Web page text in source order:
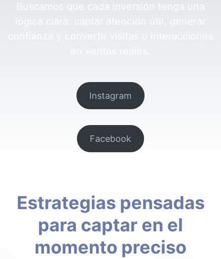
Buscamos que cada inversión tenga una
lógica clara: captar atención útil, generar
Instagram
Facebook
Estrategias pensadas
para captar en el
momento preciso